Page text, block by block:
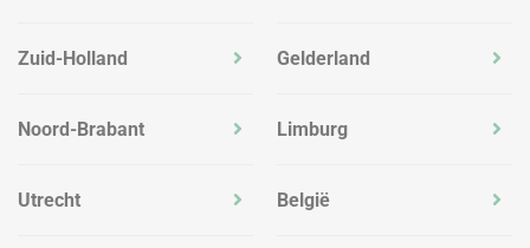
Zuid-Holland
Noord-Brabant
Utrecht
Gelderland
Limburg
België